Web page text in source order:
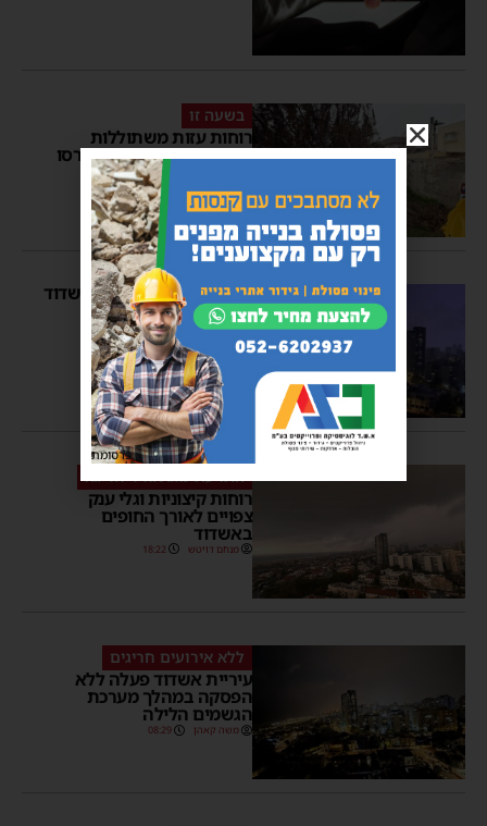
בשעה זו
רוחות עזות משתוללות
באשדוד – מספר עצים קרסו
14:22
באופן פתאומי: עיריית אשדוד
הכריזה על מצב כוננות 3
מנחם דויטש 12:24
התרעת מזג אוויר חריגה
רוחות קיצוניות וגלי ענק
צפויים לאורך החופים
באשדוד
מנחם דויטש 18:22
ללא אירועים חריגים
עיריית אשדוד פעלה ללא
הפסקה במהלך מערכת
הגשמים הלילה
משה קאהן 08:29
פרסומת